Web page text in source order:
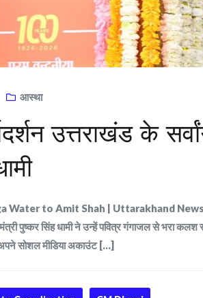
आस्था
उत्तराखंड के
to Amit Shah | Uttarakhand News
पुष्कर सिंह धामी ने उन्हें पवित्र गंगाजल से भरा
सोशल मीडिया अकाउंट [...]